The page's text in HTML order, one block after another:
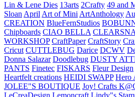
Lin & Lene Dies 13arts 2Crafty 49 and
Sloan April Art of Mini ArtAnthology
CREATION BlueFernStudios
Chipboards CIAO BELLA
WORKSHOP CraftPaper CraftStory
Cricut CUTTLEBUG Darice DCWV
Donna Salazar Doodlebug DUSTY
PANTS Finetec FISKARS Fleur Design
Heartfelt creations HEIDI SWAPP Hero
JOLEE"S BOUTIQUE Joy! Crafts
LeCreaDesign Lemoncraft Lindy"s